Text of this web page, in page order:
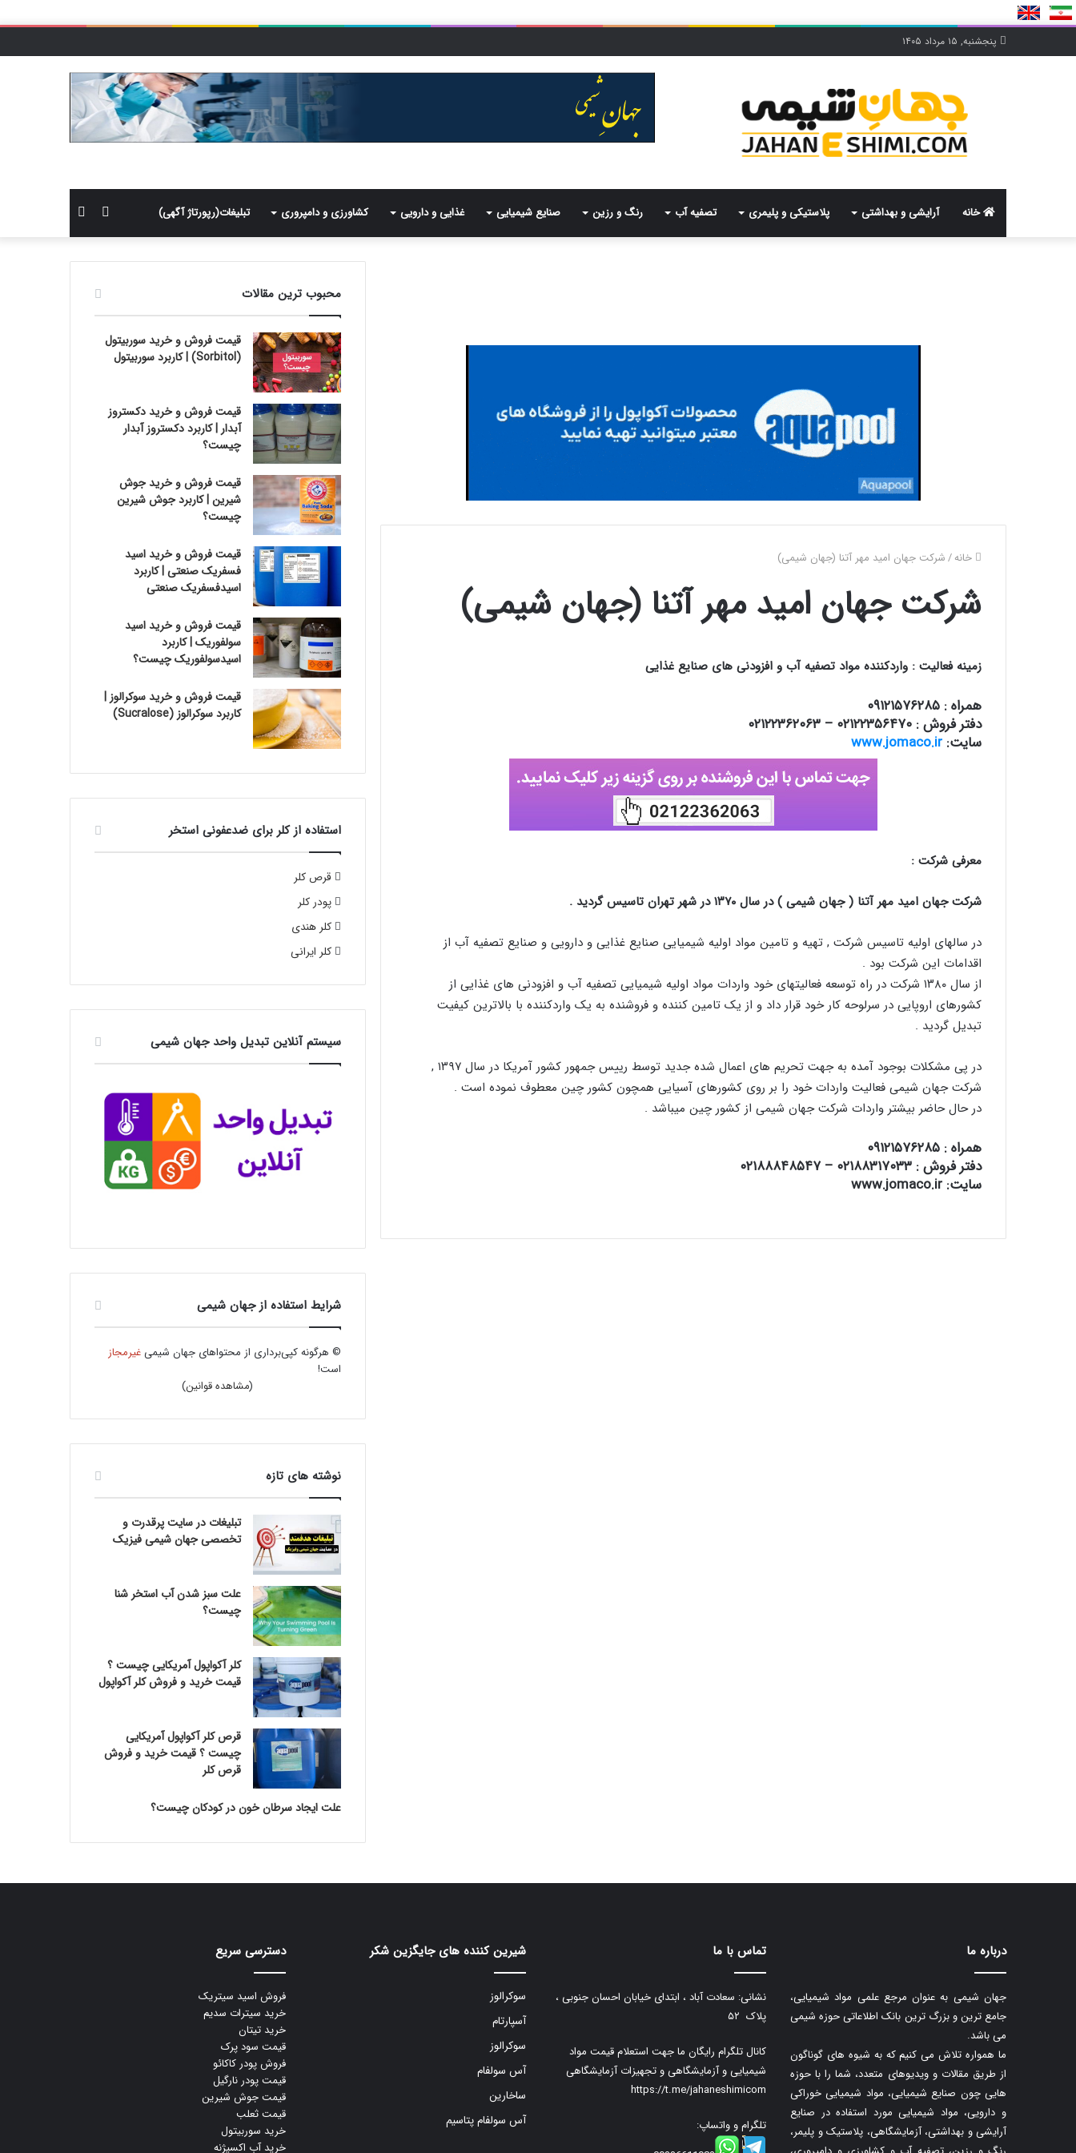
پنجشنبه, ۱۵ مرداد ۱۴۰۵
خانه آرایشی و بهداشتی پلاستیکی و پلیمری تصفیه آب رنگ و رزین صنایع شیمیایی غذایی و دارویی کشاورزی و دامپروری تبلیغات(رپورتاژ آگهی)
برای
سایدبار
خانه/شرکت جهان امید مهر آتنا (جهان شیمی)
شرکت جهان امید مهر آتنا (جهان شیمی)
زمینه فعالیت : واردکننده مواد تصفیه آب و افزودنی های صنایع غذایی
همراه : ۰۹۱۲۱۵۷۶۲۸۵
دفتر فروش : ۰۲۱۲۲۳۵۶۴۷۰ – ۰۲۱۲۲۳۶۲۰۶۳
سایت: www.jomaco.ir
معرفی شرکت :
شرکت جهان امید مهر آتنا ( جهان شیمی ) در سال ۱۳۷۰ در شهر تهران تاسیس گردید .
در سالهای اولیه تاسیس شرکت , تهیه و تامین مواد اولیه شیمیایی صنایع غذایی و دارویی و صنایع تصفیه آب از
اقدامات این شرکت بود .
از سال ۱۳۸۰ شرکت در راه توسعه فعالیتهای خود واردات مواد اولیه شیمیایی تصفیه آب و افزودنی های غذایی از
کشورهای اروپایی در سرلوحه کار خود قرار داد و از یک تامین کننده و فروشنده به یک واردکننده با بالاترین کیفیت
تبدیل گردید .
در پی مشکلات بوجود آمده به جهت تحریم های اعمال شده جدید توسط رییس جمهور کشور آمریکا در سال ۱۳۹۷ ,
شرکت جهان شیمی فعالیت واردات خود را بر روی کشورهای آسیایی همچون کشور چین معطوف نموده است .
در حال حاضر بیشتر واردات شرکت جهان شیمی از کشور چین میباشد .
همراه : ۰۹۱۲۱۵۷۶۲۸۵
دفتر فروش : ۰۲۱۸۸۳۱۷۰۳۳ – ۰۲۱۸۸۸۴۸۵۴۷
سایت: www.jomaco.ir
محبوب ترین مقالات
قیمت فروش و خرید سوربیتول
(Sorbitol) | کاربرد سوربیتول
قیمت فروش و خرید دکستروز
آبدار | کاربرد دکستروز آبدار
چیست؟
قیمت فروش و خرید جوش
شیرین | کاربرد جوش شیرین
چیست؟
قیمت فروش و خرید اسید
فسفریک صنعتی | کاربرد
اسیدفسفریک صنعتی
قیمت فروش و خرید اسید
سولفوریک | کاربرد
اسیدسولفوریک چیست؟
قیمت فروش و خرید سوکرالوز |
کاربرد سوکرالوز (Sucralose)
استفاده از کلر برای ضدعفونی استخر
قرص کلر
پودر کلر
کلر هندی
کلر ایرانی
سیستم آنلاین تبدیل واحد جهان شیمی
شرایط استفاده از جهان شیمی
© هرگونه کپی‌برداری از محتواهای جهان شیمیغیرمجاز
است!
(مشاهده قوانین)
نوشته های تازه
تبلیغات در سایت پرقدرت و
تخصصی جهان شیمی فیزیک
علت سبز شدن آب استخر شنا
چیست؟
کلر آکواپول آمریکایی چیست ؟
قیمت خرید و فروش کلر آکواپول
قرص کلر آکواپول آمریکایی
چیست ؟ قیمت خرید و فروش
قرص کلر
علت ایجاد سرطان خون در کودکان چیست؟
درباره ما
جهان شیمی به عنوان مرجع علمی مواد شیمیایی،
جامع ترین و بزرگ ترین بانک اطلاعاتی حوزه شیمی
می باشد.
ما همواره تلاش می کنیم که به شیوه های گوناگون
از طریق مقالات و ویدیوهای متعدد، شما را با حوزه
هایی چون صنایع شیمیایی، مواد شیمیایی خوراکی
و دارویی، مواد شیمیایی مورد استفاده در صنایع
آرایشی و بهداشتی، آزمایشگاهی، پلاستیک و پلیمر،
تماس با ما
نشانی: سعادت آباد ، ابتدای خیابان احسان جنوبی ،
پلاک ۵۲
کانال تلگرام رایگان ما جهت استعلام قیمت مواد
شیمیایی و آزمایشگاهی و تجهیزات آزمایشگاهی
https://t.me/jahaneshimicom
تلگرام و واتساپ:
شیرین کننده های جایگزین شکر
سوکرالوز
آسپارتام
سوکرالوز
آس سولفام
ساخارین
آس سولفام پتاسیم
دسترسی سریع
فروش اسید سیتریک
خرید سیترات سدیم
خرید تیتان
قیمت سود پرک
فروش پودر کاکائو
قیمت پودر نارگیل
قیمت جوش شیرین
قیمت ثعلب
خرید سوربیتول
خرید آب اکسیژنه